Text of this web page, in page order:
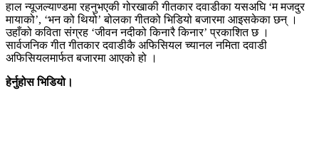
हाल न्यूजल्याण्डमा रहनुभएकी गोरखाकी गीतकार दवाडीका यसअघि ‘म मजदुर
मायाको’, ‘भन को थियो’ बोलका गीतको भिडियो बजारमा आइसकेका छन् ।
उहाँको कविता संग्रह ‘जीवन नदीको किनारै किनार’ प्रकाशित छ ।
सार्वजनिक गीत गीतकार दवाडीकै अफिसियल च्यानल नमिता दवाडी
अफिसियलमार्फत बजारमा आएको हो ।
हेर्नुहोस भिडियो।